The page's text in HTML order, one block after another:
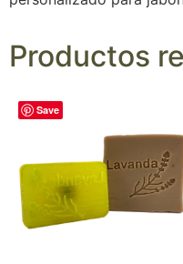
Productos
Save